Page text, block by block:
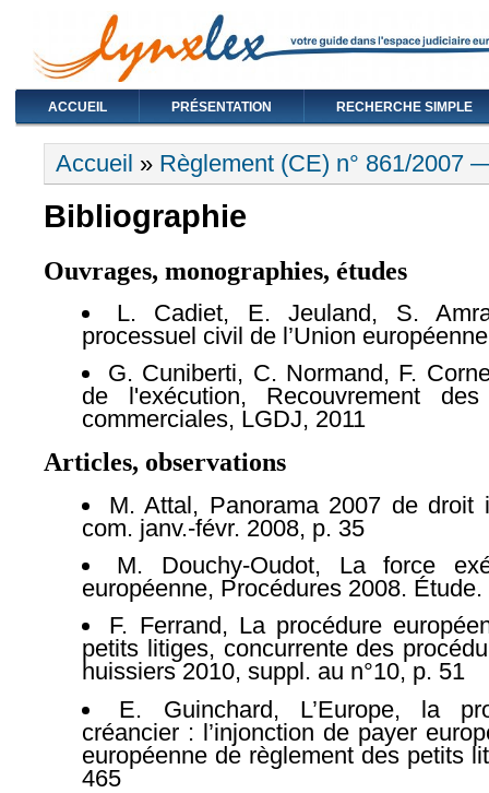
ACCUEIL PRÉSENTATION RECHERCHE SIMPLE
Vous êtes ici
Accueil » Règlement (CE) n° 861/2007
Bibliographie
Ouvrages, monographies, études
L. Cadiet, E. Jeuland, S.
processuel civil de l’Union
G. Cuniberti, C. Normand, F.
de l'exécution, Recouvrement
commerciales, LGDJ, 2011
Articles, observations
M. Attal, Panorama 2007 de droit
com. janv.-févr. 2008, p. 35
M. Douchy-Oudot, La force
européenne, Procédures 2008. Étude.
F. Ferrand, La procédure
petits litiges, concurrente des
huissiers 2010, suppl. au n°10, p. 51
E. Guinchard, L’Europe, la
créancier : l’injonction de payer
européenne de règlement des petits
465